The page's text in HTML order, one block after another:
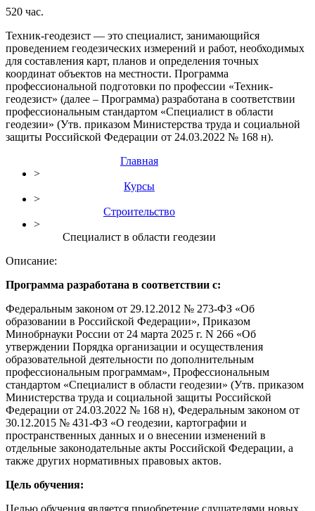
520 час.
Техник-геодезист — это специалист, занимающийся
проведением геодезических измерений и работ, необходимых
для составления карт, планов и определения точных
координат объектов на местности. Программа
профессиональной подготовки по профессии «Техник-
геодезист» (далее – Программа) разработана в соответствии
профессиональным стандартом «Специалист в области
геодезии» (Утв. приказом Министерства труда и социальной
защиты Российской Федерации от 24.03.2022 № 168 н).
Главная
>
Курсы
>
Строительство
>
Специалист в области геодезии
Описание:
Программа разработана в соответствии с:
Федеральным законом от 29.12.2012 № 273-ФЗ «Об
образовании в Российской Федерации», Приказом
Минобрнауки России от 24 марта 2025 г. N 266 «Об
утверждении Порядка организации и осуществления
образовательной деятельности по дополнительным
профессиональным программам», Профессиональным
стандартом «Специалист в области геодезии» (Утв. приказом
Министерства труда и социальной защиты Российской
Федерации от 24.03.2022 № 168 н), Федеральным законом от
30.12.2015 № 431-ФЗ «О геодезии, картографии и
пространственных данных и о внесении изменений в
отдельные законодательные акты Российской Федерации, а
также других нормативных правовых актов.
Цель обучения:
Целью обучения является приобретение слушателями новых